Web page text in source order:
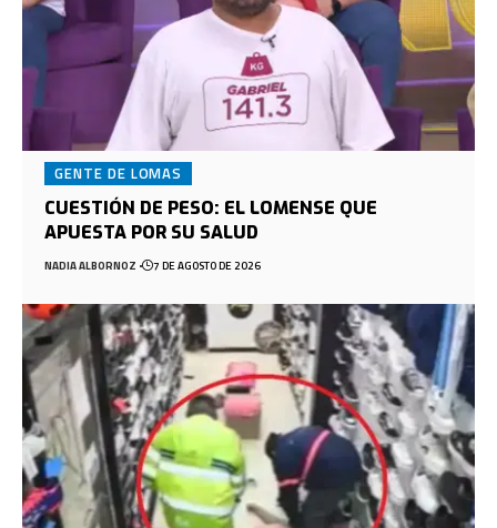
GENTE DE LOMAS
CUESTIÓN DE PESO: EL LOMENSE QUE
APUESTA POR SU SALUD
NADIA ALBORNOZ 7 DE AGOSTO DE 2026